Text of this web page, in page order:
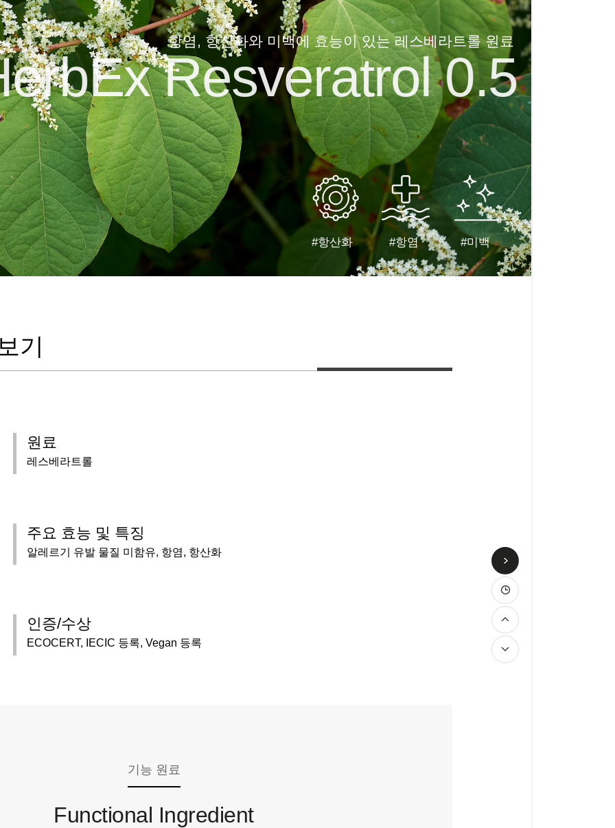
항염, 항산화와 미백에 효능이 있는 레스베라트롤 원료
Resveratrol 0.5
#항산화 #항염 #미백
기
원료
레스베라트롤
주요 효능 및 특징
알레르기 유발 물질 미함유, 항염, 항산화
인증/수상
ECOCERT, IECIC 등록, Vegan 등록
기능 원료
Functional Ingredient